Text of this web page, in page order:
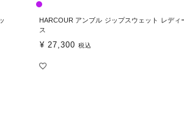
HARCOUR アンブル ジップスウェット レディ
ス
¥ 27,300 税込